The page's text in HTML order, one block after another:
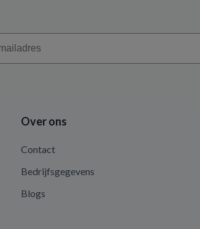
Over ons
Contact
Bedrijfsgegevens
Blogs